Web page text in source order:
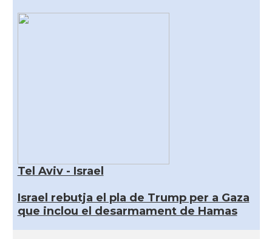
Tel Aviv - Israel
Israel rebutja el pla de Trump per a Gaza
que inclou el desarmament de Hamas